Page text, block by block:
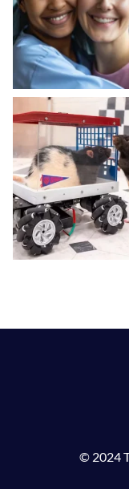
© 2024